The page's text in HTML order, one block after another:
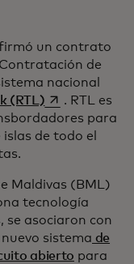
firmó un contrato
de
nacional
(RTL)se abre en
. RTL es
para
de todo el
Maldivas (BML)
tecnología
asociaron con
sistema de
abierto para